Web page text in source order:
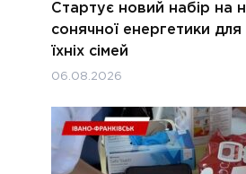
Стартує новий набір на
сонячної енергетики для
їхніх сімей
06.08.2026